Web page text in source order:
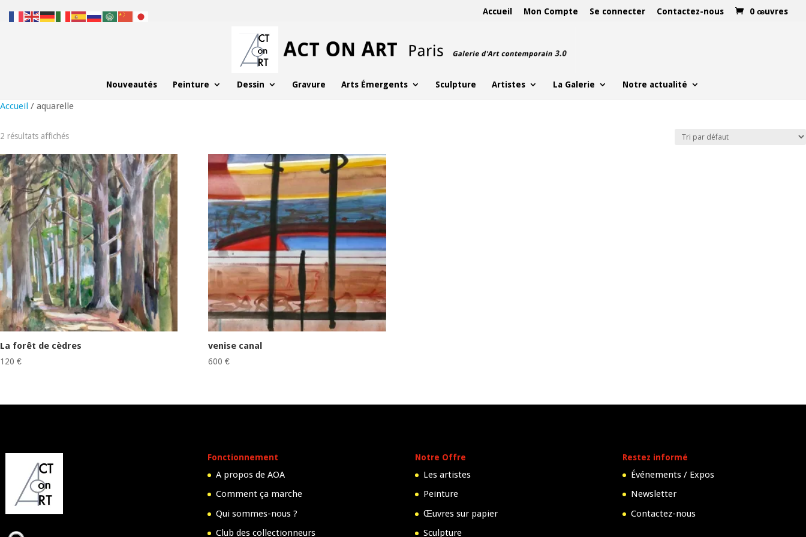
Accueil Mon Compte Se connecter Contactez-nous 0 œuvres
Nouveautés Peinture Dessin Gravure Arts Émergents Sculpture Artistes La Galerie Notre actualité
Accueil / aquarelle
2 résultats affichés
La forêt de cèdres
120 €
venise canal
600€
Fonctionnement
A propos de AOA
Comment ça marche
Qui sommes-nous ?
Club des collectionneurs
Notre Offre
Les artistes
Peinture
Œuvres sur papier
Sculpture
Restez informé
Événements / Expos
Newsletter
Contactez-nous